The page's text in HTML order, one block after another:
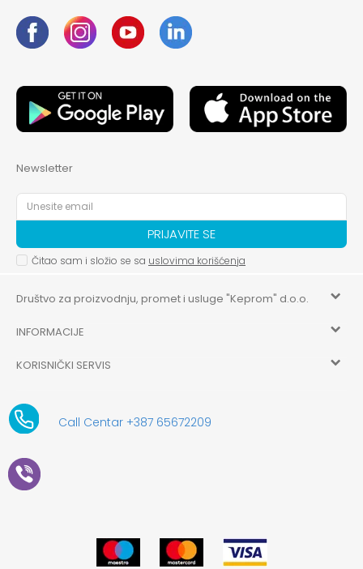
Newsletter
PRIJAVITE SE
Čitao sam i složio se sa uslovima korišćenja
Društvo za proizvodnju, promet i usluge "Keprom" d.o.o.
HILANDARSKA 32, ISTOČNO NOVO SARAJEVO, ISTOČNO
aksaonlinebih@aksabih.ba
5514802214205743
61-01-0052-11
11079253
INFORMACIJE
Zaposlenje
Saradnja
KORISNIČKI SERVIS
Uslovi korišćenja i prodaje
Kako kupiti
Plaćanje karticama
Call Centar +387 65672209